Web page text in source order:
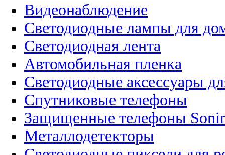
Видеонаблюдение
Светодиодные лампы для
Светодиодная лента
Автомобильная пленка
Светодиодные аксессуары
Спутниковые телефоны
Защищенные телефоны
Металлодетекторы